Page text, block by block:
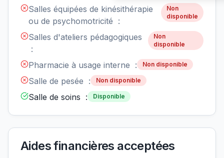
Salles équipées de kinésithérapie
ou de psychomotricité :
Non
disponible
Salles d'ateliers pédagogiques
:
Non
disponible
Pharmacie à usage interne : Non disponible
Salle de pesée : Non disponible
Salle de soins : Disponible
Aides financières acceptées